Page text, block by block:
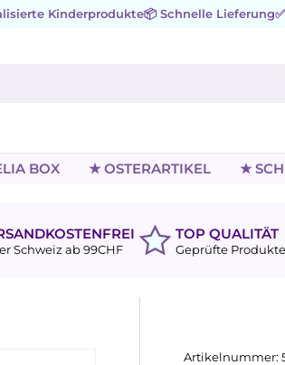
Kinderprodukte📦 Schnelle Lieferung
BOX ★ OSTERARTIKEL ★
Schweiz ab 99CHF
TOP QUALITÄT
Geprüfte Produkte
Artikelnummer: